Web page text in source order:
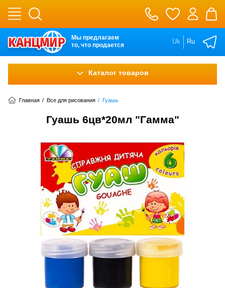
Мы предлагаем
то, что продается
Uk Ru
Каталог товаров
Главная / Все для рисования / Гуашь
Гуашь 6цв*20мл "Гамма"